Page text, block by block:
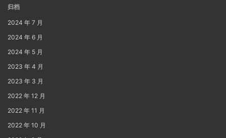
归档
2024 年 7 月
2024 年 6 月
2024 年 5 月
2023 年 4 月
2023 年 3 月
2022 年 12 月
2022 年 11 月
2022 年 10 月